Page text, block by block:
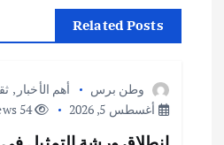
Related Posts
وطن برس أهم الأخبار ,
أغسطس 5, 2026
54 views